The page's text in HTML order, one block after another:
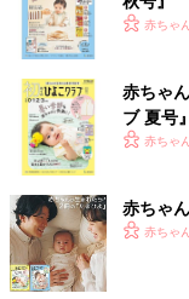
いっぱ
赤ちゃ
赤ちゃ
ブ 夏号
く！ お
赤ちゃ
赤ちゃ
赤ちゃ